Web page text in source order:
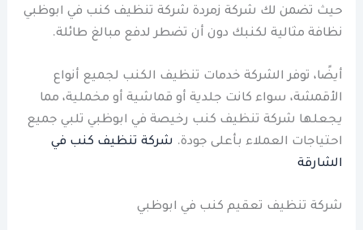
حيث تضمن لك شركة زمردة شركة تنظيف كنب في ابوظبي
نظافة مثالية لكنبك دون أن تضطر لدفع مبالغ طائلة.
أيضًا، توفر الشركة خدمات تنظيف الكنب لجميع أنواع
الأقمشة، سواء كانت جلدية أو قماشية أو مخملية، مما
يجعلها شركة تنظيف كنب رخيصة في ابوظبي تلبي جميع
احتياجات العملاء بأعلى جودة. شركة تنظيف كنب في
الشارقة
شركة تنظيف تعقيم كنب في ابوظبي